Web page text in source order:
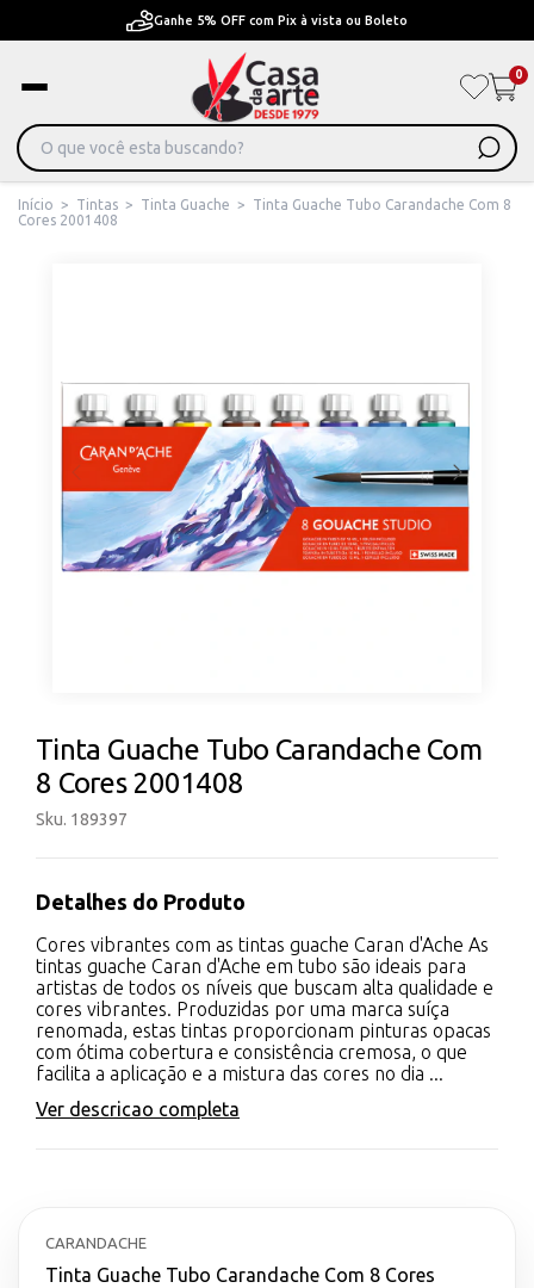
Pague em Até 6x sem juros ou ate 12x com juros
0
Início > Tintas > Tinta Guache >
Tinta Guache Tubo Carandache Com 8
Cores 2001408
Tinta Guache Tubo Carandache Com
8 Cores 2001408
Sku. 189397
Detalhes do Produto
Cores vibrantes com as tintas guache Caran d'Ache As
tintas guache Caran d'Ache em tubo são ideais para
artistas de todos os níveis que buscam alta qualidade e
cores vibrantes. Produzidas por uma marca suíça
renomada, estas tintas proporcionam pinturas opacas
com ótima cobertura e consistência cremosa, o que
facilita a aplicação e a mistura das cores no dia ...
Ver descricao completa
CARANDACHE
Tinta Guache Tubo Carandache Com 8 Cores